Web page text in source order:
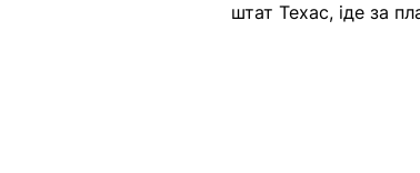
штат Техас, іде за